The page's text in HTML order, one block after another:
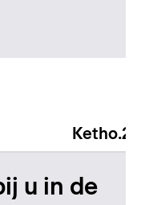
Ketho.2
u in de